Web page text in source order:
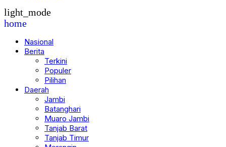
light_mode
home
Nasional
Berita
Terkini
Populer
Pilihan
Daerah
Jambi
Batanghari
Muaro Jambi
Tanjab Barat
Tanjab Timur